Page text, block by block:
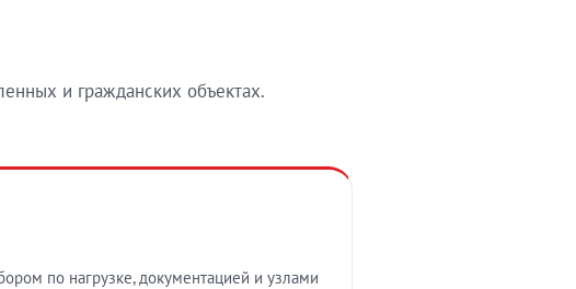
и гражданских объектах.
по нагрузке, документацией и узлами